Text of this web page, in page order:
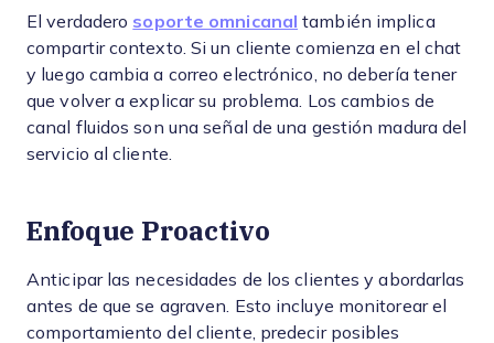
El verdadero soporte omnicanal también implica
compartir contexto. Si un cliente comienza en el chat
y luego cambia a correo electrónico, no debería tener
que volver a explicar su problema. Los cambios de
canal fluidos son una señal de una gestión madura del
servicio al cliente.
Enfoque Proactivo
Anticipar las necesidades de los clientes y abordarlas
antes de que se agraven. Esto incluye monitorear el
comportamiento del cliente, predecir posibles